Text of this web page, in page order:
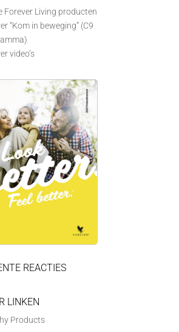
Forever Living producten
“Kom in beweging” (C9
video’s
REACTIES
LINKEN
Products